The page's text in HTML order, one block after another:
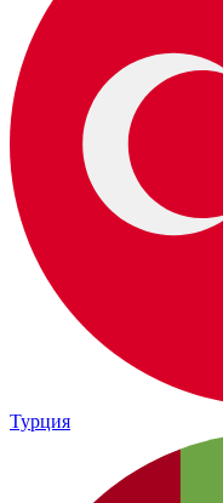
Турция